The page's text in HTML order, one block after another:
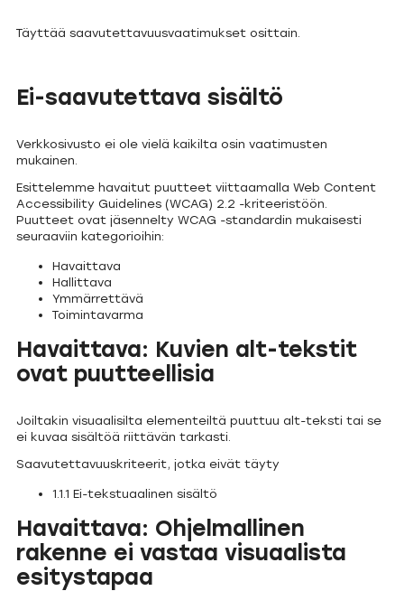
Täyttää saavutettavuusvaatimukset osittain.
Ei-saavutettava sisältö
Verkkosivusto ei ole vielä kaikilta osin vaatimusten
mukainen.
Esittelemme havaitut puutteet viittaamalla Web Content
Accessibility Guidelines (WCAG) 2.2 -kriteeristöön.
Puutteet ovat jäsennelty WCAG -standardin mukaisesti
seuraaviin kategorioihin:
Havaittava
Hallittava
Ymmärrettävä
Toimintavarma
Havaittava: Kuvien alt-tekstit
ovat puutteellisia
Joiltakin visuaalisilta elementeiltä puuttuu alt-teksti tai se
ei kuvaa sisältöä riittävän tarkasti.
Saavutettavuuskriteerit, jotka eivät täyty
1.1.1 Ei-tekstuaalinen sisältö
Havaittava: Ohjelmallinen
rakenne ei vastaa visuaalista
esitystapaa